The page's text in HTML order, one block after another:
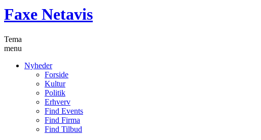
Faxe Netavis
Tema
menu
Nyheder
Forside
Kultur
Politik
Erhverv
Find Events
Find Firma
Find Tilbud